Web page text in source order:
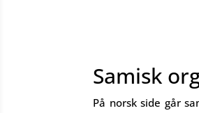
Samisk
På norsk side går